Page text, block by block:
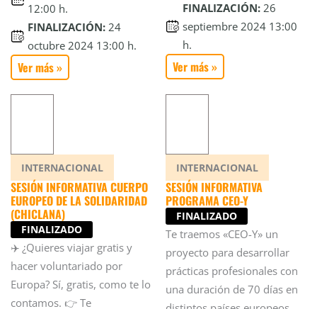
12:00 h.
FINALIZACIÓN: 24
octubre 2024 13:00 h.
Ver más »
FINALIZACIÓN: 26
septiembre 2024 13:00
h.
Ver más »
INTERNACIONAL
SESIÓN INFORMATIVA CUERPO
EUROPEO DE LA SOLIDARIDAD
(CHICLANA)
FINALIZADO
✈️ ¿Quieres viajar gratis y
hacer voluntariado por
Europa? Sí, gratis, como te lo
contamos. 👉 Te
INTERNACIONAL
SESIÓN INFORMATIVA
PROGRAMA CEO-Y
FINALIZADO
Te traemos «CEO-Y» un
proyecto para desarrollar
prácticas profesionales con
una duración de 70 días en